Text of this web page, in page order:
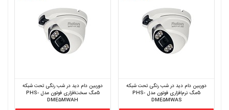
دوربین دام دید در شب رنگی تحت شبکه
5مگ نرم‌افزاری فوتون مدل PHS-
DME5MWAS
دوربین دام دید در شب رنگی تحت شبکه
5مگ سخت‌افزاری فوتون مدل PHS-
DME5MWAH